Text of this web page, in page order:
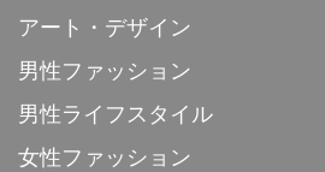
アート・デザイン
男性ファッション
男性ライフスタイル
女性ファッション